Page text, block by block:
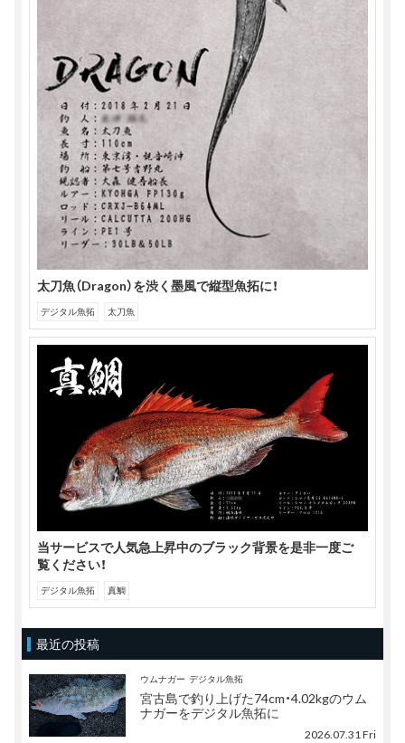
太刀魚（Dragon）を渋く墨風で縦型魚拓に！
デジタル魚拓 太刀魚
当サービスで人気急上昇中のブラック背景を是非一度ご
覧ください！
デジタル魚拓 真鯛
最近の投稿
ウムナガー デジタル魚拓
宮古島で釣り上げた74cm・4.02kgのウム
ナガーをデジタル魚拓に
2026.07.31 Fri